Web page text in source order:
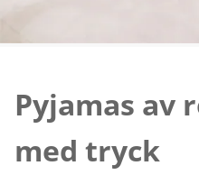
Pyjamas av
med tryck